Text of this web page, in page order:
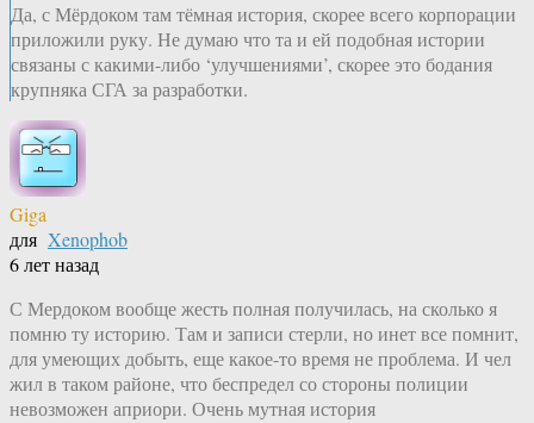
Да, с Мёрдоком там тёмная история, скорее всего корпорации
приложили руку. Не думаю что та и ей подобная истории
связаны с какими-либо ‘улучшениями’, скорее это бодания
крупняка СГА за разработки.
Giga
для Xenophob
6 лет назад
С Мердоком вообще жесть полная получилась, на сколько я
помню ту историю. Там и записи стерли, но инет все помнит,
для умеющих добыть, еще какое-то время не проблема. И чел
жил в таком районе, что беспредел со стороны полиции
невозможен априори. Очень мутная история